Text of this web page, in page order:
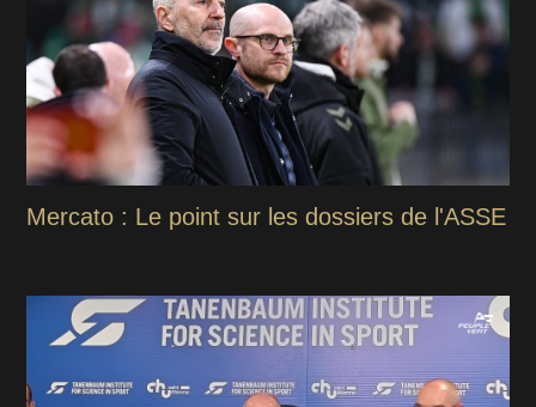
Mercato : Le point sur les dossiers de l'ASSE